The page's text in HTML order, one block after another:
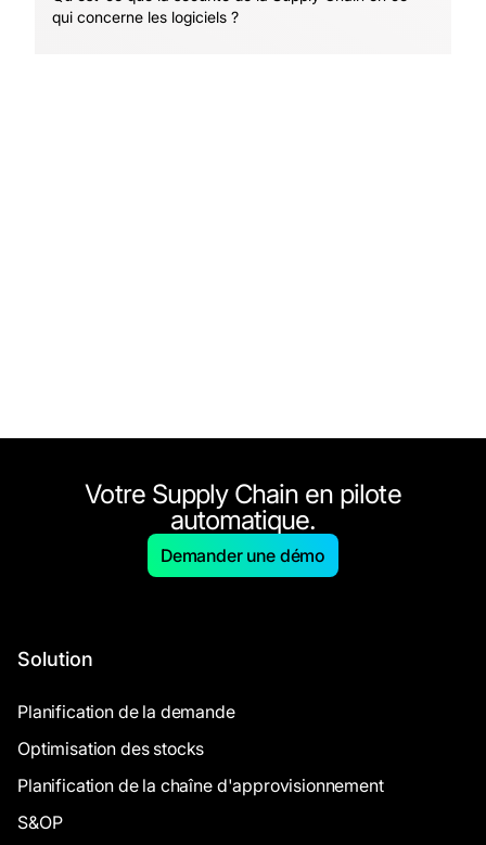
qui concerne les logiciels ?
Votre Supply Chain en pilote
automatique.
Demander une démo
Solution
Planification de la demande
Optimisation des stocks
Planification de la chaîne d'approvisionnement
S&OP